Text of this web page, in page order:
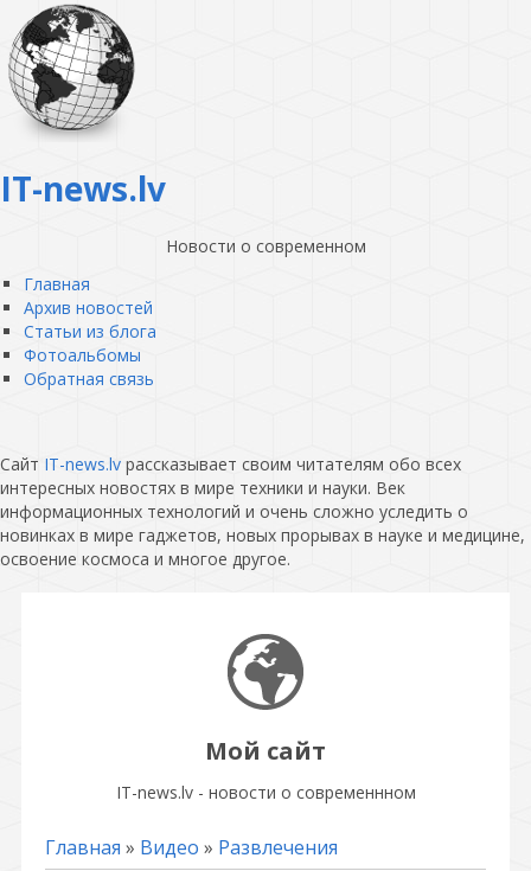
IT-news.lv
Новости о современном
Главная
Архив новостей
Статьи из блога
Фотоальбомы
Обратная связь
Сайт IT-news.lv рассказывает своим читателям обо всех
интересных новостях в мире техники и науки. Век
информационных технологий и очень сложно уследить о
новинках в мире гаджетов, новых прорывах в науке и медицине,
освоение космоса и многое другое.
Мой сайт
IT-news.lv - новости о современнном
Главная » Видео » Развлечения